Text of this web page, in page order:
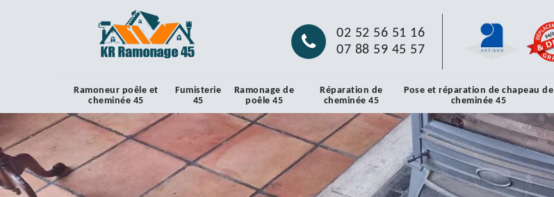
02 52 56 51 16
07 88 59 45 57
Ramoneur poêle et
cheminée 45
Fumisterie
45
Ramonage de
poêle 45
Réparation de
cheminée 45
Pose et réparation de chapeau de
cheminée 45